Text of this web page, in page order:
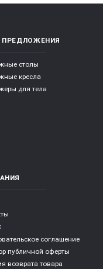
ПРЕДЛОЖЕНИЯ
столы
кресла
для тела
соглашение
публичной оферты
возврата товара